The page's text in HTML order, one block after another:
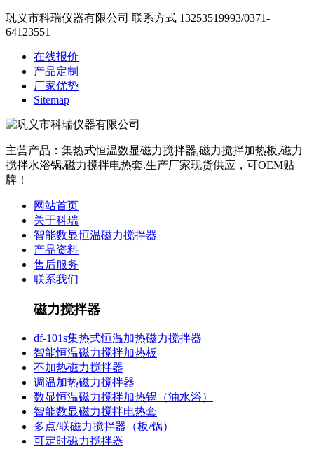
巩义市科瑞仪器有限公司 联系方式 13253519993/0371-
64123551
在线报价
产品定制
厂家优势
Sitemap
主营产品：集热式恒温数显磁力搅拌器,磁力搅拌加热板,磁力
搅拌水浴锅,磁力搅拌电热套.生产厂家现货供应，可OEM贴
牌！
网站首页
关于科瑞
智能数显恒温磁力搅拌器
产品资料
售后服务
联系我们
磁力搅拌器
df-101s集热式恒温加热磁力搅拌器
智能恒温磁力搅拌加热板
不加热磁力搅拌器
调温加热磁力搅拌器
数显恒温磁力搅拌加热锅（油水浴）
智能数显磁力搅拌电热套
多点/联磁力搅拌器（板/锅）
可定时磁力搅拌器